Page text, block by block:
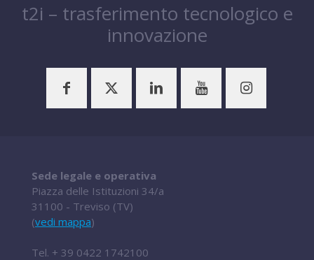
t2i – trasferimento tecnologico e
innovazione
Sede legale e operativa
Piazza delle Istituzioni 34/a
31100 - Treviso (TV)
(vedi mappa)
Tel. + 39 0422 1742100